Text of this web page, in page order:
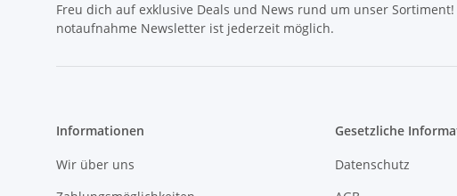
Freu dich auf exklusive Deals und News rund um unser
notaufnahme Newsletter ist jederzeit möglich.
Informationen
Wir über uns
Gesetzliche
Datenschutz